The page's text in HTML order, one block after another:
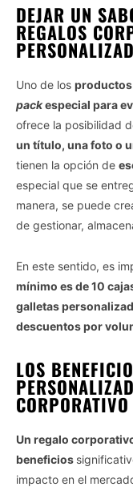
DEJAR UN
REGALOS
Uno de los productos
packespecial para
ofrece la posibilidad
un título, una foto o
tienen la opción de
especial que se
manera, se puede
de gestionar,
En este sentido, es
mínimo es de 10
galletas
descuentos por
LOS
CORPORATIVO
Un regalo
beneficios
impacto en el